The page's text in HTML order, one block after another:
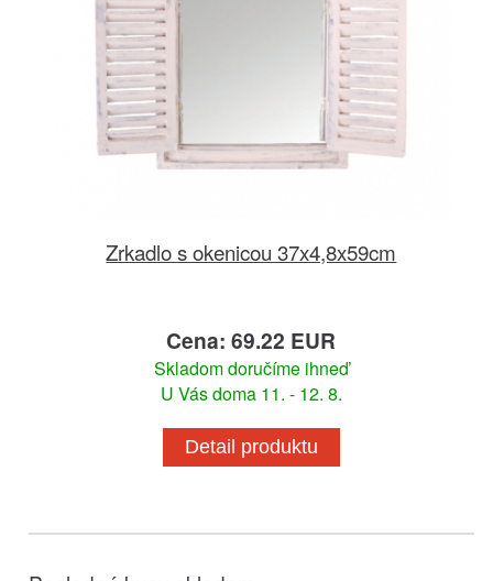
Zrkadlo s okenicou 37x4,8x59cm
Cena: 69.22 EUR
Skladom doručíme ihneď
U Vás doma 11. - 12. 8.
Detail produktu